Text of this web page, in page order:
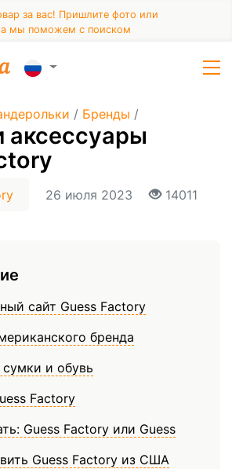
за вас! Пришлите фото или
а мы поможем с поиском
/ Бренды /
26 июля 2023 14011
сайт Guess Factory
бренда
и обувь
Factory
Guess Factory или Guess
Guess Factory из США